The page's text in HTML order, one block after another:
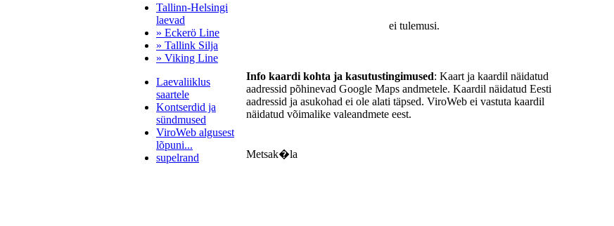
Tallinn-Helsingi
laevad
» Eckerö Line
» Tallink Silja
» Viking Line
Laevaliiklus
saartele
Kontserdid ja
sündmused
ViroWeb algusest
lõpuni...
supelrand
ei tulemusi.
Info kaardi kohta ja kasutustingimused: Kaart ja kaardil näidatud
aadressid põhinevad Google Maps andmetele. Kaardil näidatud Eesti
aadressid ja asukohad ei ole alati täpsed. ViroWeb ei vastuta kaardil
näidatud võimalike valeandmete eest.
Metsak�la